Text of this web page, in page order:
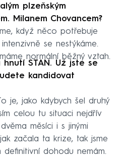
plzeňským
Milanem Chovancem?
když něco potřebuje
se nestýkáme.
normální běžný vztah.
STAN. Už jste se
kandidovat
je, jako kdybych šel druhý
celou tu situaci nejdřív
měsíci i s jinými
začala ta krize, tak jsme
definitivní dohodu nemám.